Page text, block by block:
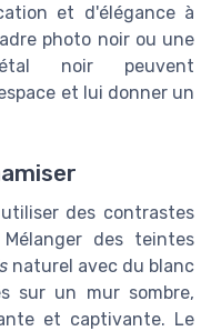
et d'élégance à
photo noir ou une
noir peuvent
et lui donner un
des contrastes
des teintes
naturel avec du blanc
sur un mur sombre,
et captivante. Le